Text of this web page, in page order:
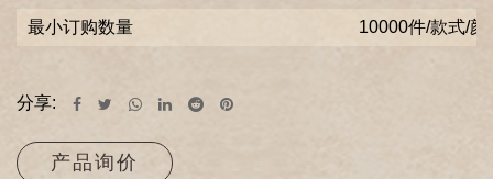
最小订购数量
10000件/款式/颜
分享:
产品询价